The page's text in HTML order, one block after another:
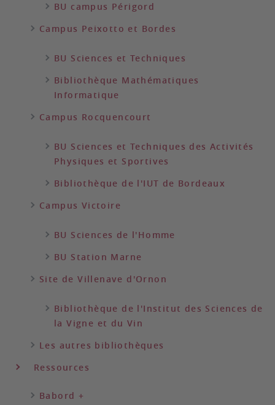
BU campus Périgord
Campus Peixotto et Bordes
BU Sciences et Techniques
Bibliothèque Mathématiques
Informatique
Campus Rocquencourt
BU Sciences et Techniques des Activités
Physiques et Sportives
Bibliothèque de l'IUT de Bordeaux
Campus Victoire
BU Sciences de l'Homme
BU Station Marne
Site de Villenave d'Ornon
Bibliothèque de l'Institut des Sciences de
la Vigne et du Vin
Les autres bibliothèques
Ressources
Babord +